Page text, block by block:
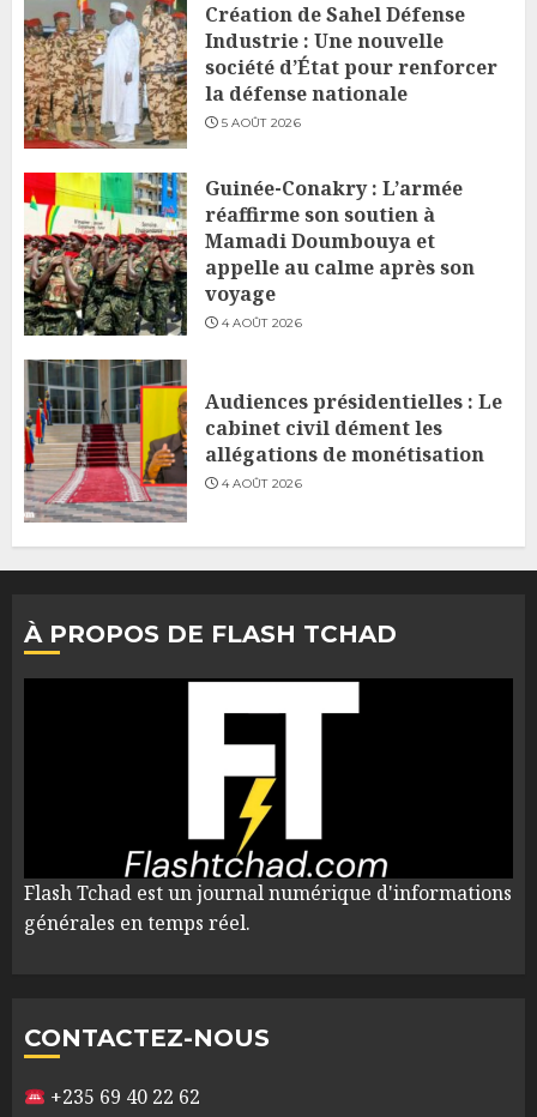
Création de Sahel Défense
Industrie : Une nouvelle
société d’État pour renforcer
la défense nationale
5 AOÛT 2026
Guinée-Conakry : L’armée
réaffirme son soutien à
Mamadi Doumbouya et
appelle au calme après son
voyage
4 AOÛT 2026
Audiences présidentielles : Le
cabinet civil dément les
allégations de monétisation
4 AOÛT 2026
À PROPOS DE FLASH TCHAD
Flash Tchad est un journal numérique d'informations
générales en temps réel.
CONTACTEZ-NOUS
+235 69 40 22 62